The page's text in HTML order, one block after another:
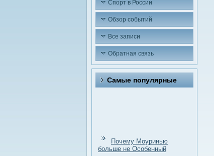
Спорт в России
Обзор событий
Все записи
Обратная связь
Самые популярные
Почему Моуринью
больше не Особенный